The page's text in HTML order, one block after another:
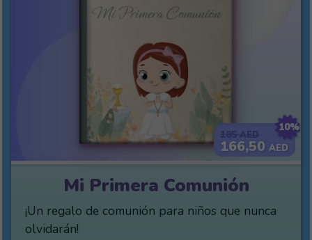
10%
166,50AED
Mi Primera Comunión
¡Un regalo de comunión para niños que nunca
olvidarán!